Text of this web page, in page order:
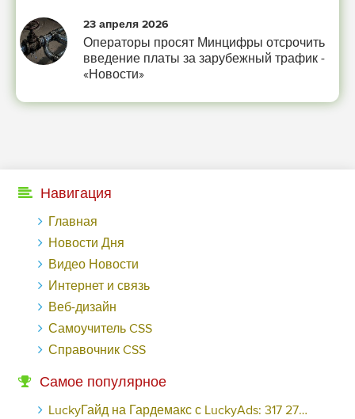
23 апреля 2026
Операторы просят Минцифры отсрочить
введение платы за зарубежный трафик -
«Новости»
Навигация
Главная
Новости Дня
Видео Новости
Интернет и связь
Веб-дизайн
Самоучитель CSS
Справочник CSS
Самое популярное
LuckyГайд на Гардемакс с LuckyAds: 317 279 рублей за 10 дней - «Надо знать»